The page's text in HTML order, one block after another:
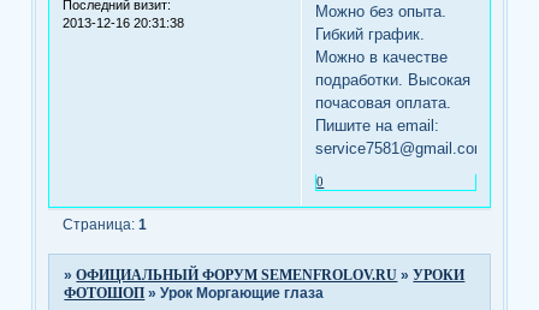
Последний визит:
2013-12-16 20:31:38
Можно без опыта.
Гибкий график.
Можно в качестве
подработки. Высокая
почасовая оплата.
Пишите на email:
service7581@gmail.com
0
Страница:1
»ОФИЦИАЛЬНЫЙ ФОРУМ SEMENFROLOV.RU »УРОКИ
ФОТОШОП »Урок Моргающие глаза